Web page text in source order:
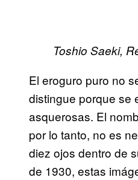
Toshio Saeki,
El eroguro puro no
distingue porque se
asquerosas. El
por lo tanto, no es
diez ojos dentro de
de 1930, estas